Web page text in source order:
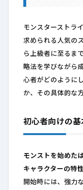
モンスターストラ
求められる人気の
ら上級者に至るま
略法を学びながら
心者がどのように
か、その具体的な
初心者向けの基
モンストを始めた
キャラクターの特
開始時には、強力